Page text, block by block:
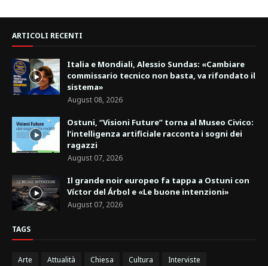
ARTICOLI RECENTI
Italia e Mondiali, Alessio Sundas: «Cambiare
commissario tecnico non basta, va rifondato il
sistema»
August 08, 2026
Ostuni, “Visioni Future” torna al Museo Civico:
l’intelligenza artificiale racconta i sogni dei
ragazzi
August 07, 2026
Il grande noir europeo fa tappa a Ostuni con
Víctor del Árbol e «Le buone intenzioni»
August 07, 2026
TAGS
Arte Attualità Chiesa Cultura
Interviste